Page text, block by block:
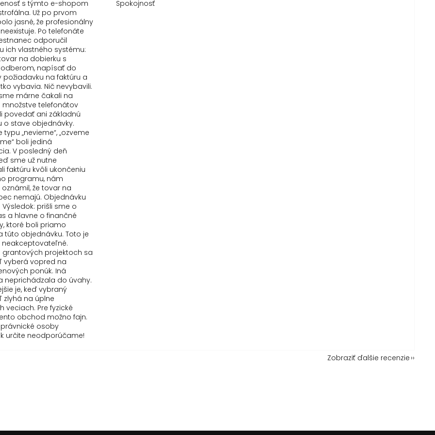
s týmto e-shopom
Už po prvom
jasné, že profesionálny
Po telefonáte
odporučil
ich vlastného systému:
na dobierku s
napísať do
požiadavku na faktúru a
vybavia. Nič nevybavili.
márne čakali na
množstve telefonátov
povedať ani základnú
o stave objednávky.
„nevieme“, „ozveme
boli jediná
V posledný deň
sme už nutne
faktúru kvôli ukončeniu
programu, nám
že tovar na
nemajú. Objednávku
prišli sme o
a hlavne o finančné
ktoré boli priamo
túto objednávku. Toto je
grantových projektoch sa
vyberá vopred na
ponúk. Iná
neprichádzala do úvahy.
je, keď vybraný
na úplne
veciach. Pre fyzické
obchod možno fajn.
osoby
určite neodporúčame!
Spokojnosť
Zobraziť ďalšie recenzie